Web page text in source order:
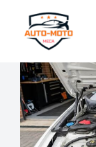
contenu